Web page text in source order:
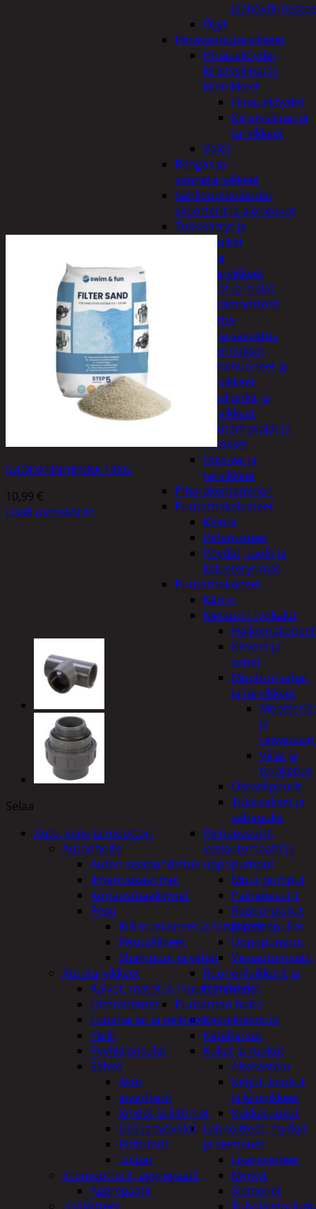
Öljyt
Perävaunutarvikkeet
Hinausköydet,
kiristysliinat ja
kiinnikkeet
Hinausköydet
Kiristysliinat ja
tarvikkeet
Valot
Rengas ja -
vannetarvikkeet
Sähköpotkulaudat,
skootterit ja ajoneuvot
Tukkikärryt ja
juontopulkat
Veneet ja
veneilytarvikkeet
Airot ja melat
Perämoottorit
Piha ja puutarha
Grillaus ja savustus
Piharakennukset
Kasvihuoneet ja
tarvikkeet
Paviljonkit ja
tarvikkeet
Puutarhavajat ja
katokset
Ulko-wc ja
tarvikkeet
Piharakentaminen
Puutarhakalusteet
Keinut
Pehmusteet
Pöydät, tuolit ja
kalusteryhmät
Puutarhakoneet
Kärryt
Metsurin työkalut
Halkomakoneet
Kirveet ja
sahat
Moottorisahat
ja tarvikkeet
ja
Viilat ja
teräketjut
Oksasilppurit
Tukkisakset ja
sahapukit
Painepesurit,
vesiautomaatit ja
uppopumput
Muut pumput
Painepesurit
Reppuruiskut
ja painepullot
Uppopumput
Vesiautomaatit
Ruohonleikkurit ja
trimmerit
Puutarhan hoito
Kastelukannut
Kateharsot
Kukat ja ruukut
Altakastelu
Ketjut, koukut
ja kiinnikkeet
Kukkaruukut
Lannoitteet, myrkyt
ja siemenet
Lisäravinteet
Myrkyt
Siemenet
SUODATINHIEKKA 18KG
10,99 €
Lisää ostoskoriin
Selaa
Auto, vene ja moottori
Autonhoito
Auton sisäpuhdistus
ilmanraikastimet
Korjausmaalikynät
Pesu
Kiillotuskoneet ja tarvikkeet
Pesuvälineet
Shampoot ja vahat
Autotarvikkeet
Kalvot, matot ja muut tarvikkeet
Lämmittimet
Lumiharjat ja peitteet
Peilit
Pyyhkijänsulat
Sähkö
Akut
invertterit
Johdot ja liittimet
Lisä ja työvalot
Polttimot
Tulpat
Irtomoottorit, aggregaatit
Aggregaatit